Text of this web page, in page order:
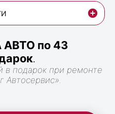
по 43
.
в подарок при ремонте
Автосервис».